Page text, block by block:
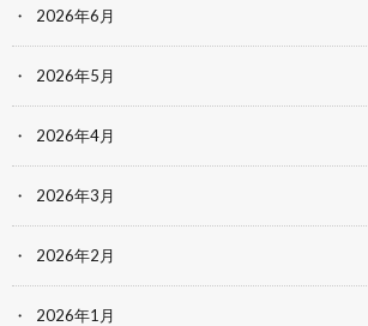
2026年6月
2026年5月
2026年4月
2026年3月
2026年2月
2026年1月